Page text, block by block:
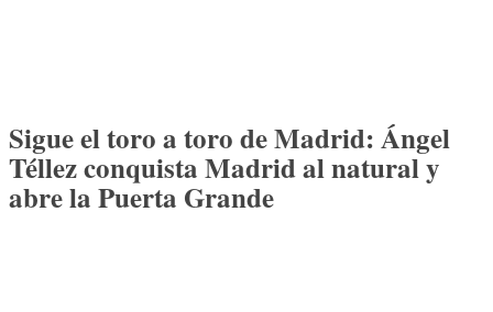
Sigue el toro a toro de Madrid: Ángel
Téllez conquista Madrid al natural y
abre la Puerta Grande